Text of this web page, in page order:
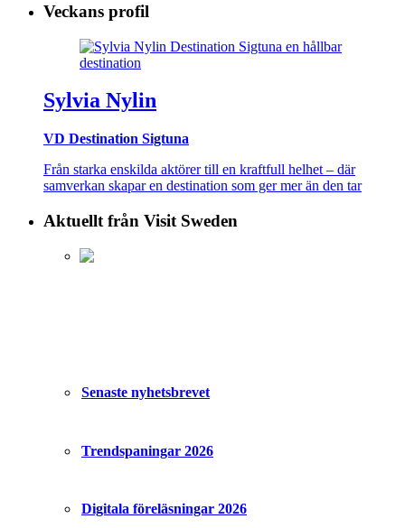
Veckans profil
Sylvia Nylin
VD Destination Sigtuna
Från starka enskilda aktörer till en kraftfull helhet – där
samverkan skapar en destination som ger mer än den tar
Aktuellt från Visit Sweden
Senaste nyhetsbrevet
Trendspaningar 2026
Digitala föreläsningar 2026